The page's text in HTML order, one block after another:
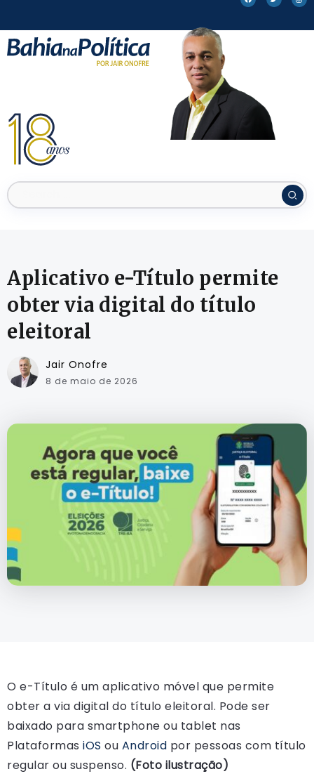
Aplicativo e-Título permite
obter via digital do título
eleitoral
Jair Onofre
8 de maio de 2026
O e-Título é um aplicativo móvel que permite
obter a via digital do título eleitoral. Pode ser
baixado para smartphone ou tablet nas
Plataformas iOS ou Android por pessoas com título
regular ou suspenso. (Foto ilustração)